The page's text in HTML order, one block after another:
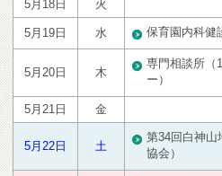
5月18日 火
5月19日 水 保育園内科健
5月20日 木
専門相談所（
ー）
5月21日 金
5月22日 土
第34回白神山
協会）